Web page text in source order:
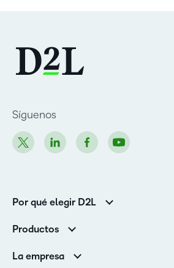
Síguenos
Por qué elegir D2L
Clientes corporativos
Productos
Servicios y asistencia
La empresa